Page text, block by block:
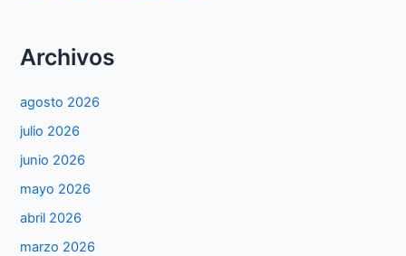
Archivos
agosto 2026
julio 2026
junio 2026
mayo 2026
abril 2026
marzo 2026